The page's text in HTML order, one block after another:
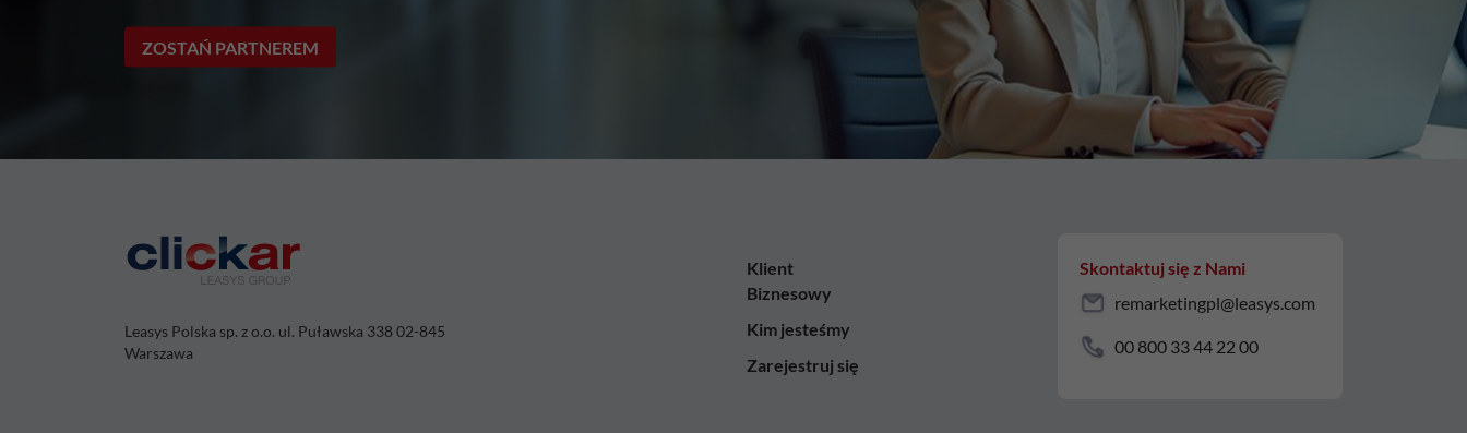
ZOSTAŃ PARTNEREM
Leasys Polska sp. z o.o. ul. Puławska 338 02-845
Warszawa
Klient
Biznesowy
Kim jesteśmy
Zarejestruj się
Skontaktuj się z Nami
remarketingpl@leasys.com
00 800 33 44 22 00